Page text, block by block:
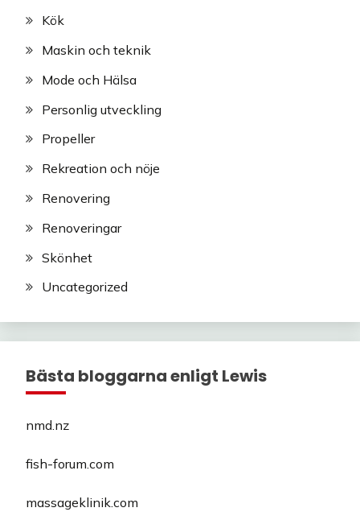
Kök
Maskin och teknik
Mode och Hälsa
Personlig utveckling
Propeller
Rekreation och nöje
Renovering
Renoveringar
Skönhet
Uncategorized
Bästa bloggarna enligt Lewis
nmd.nz
fish-forum.com
massageklinik.com